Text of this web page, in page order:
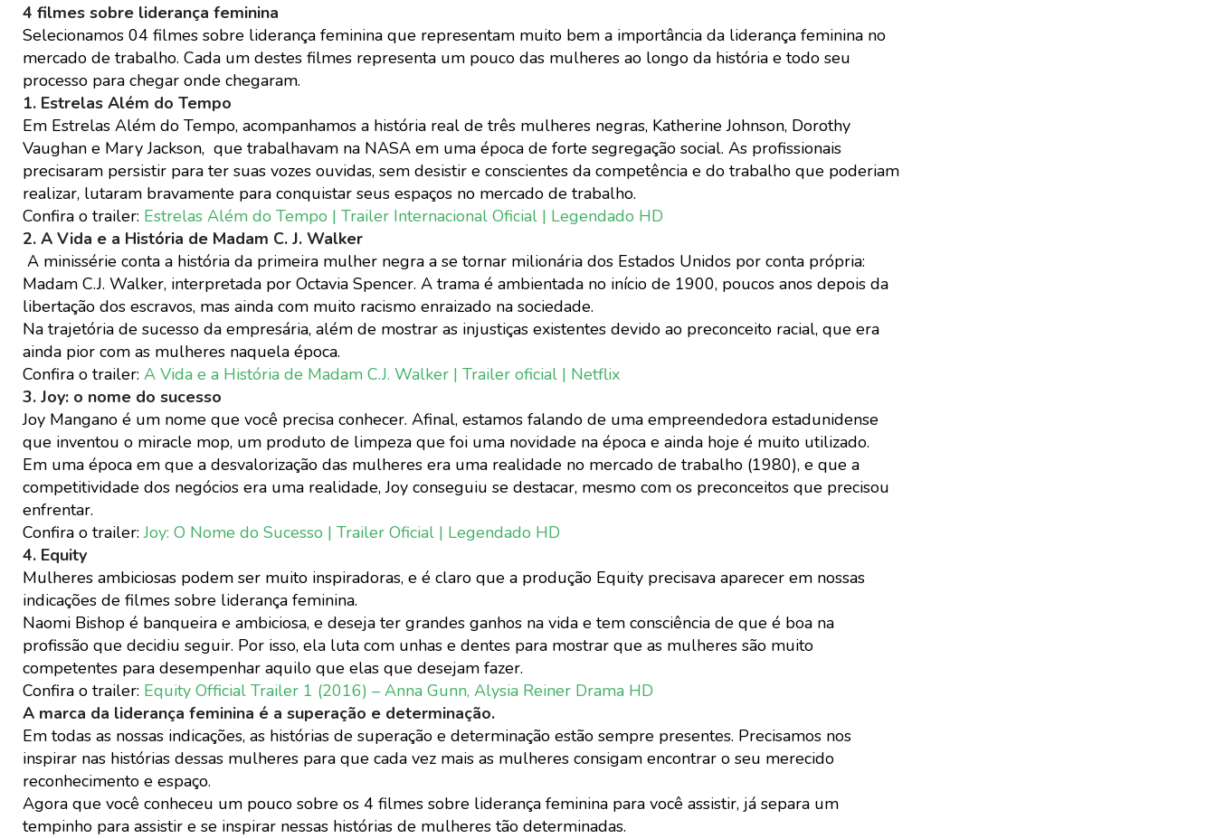
4 filmes sobre liderança feminina
Selecionamos 04 filmes sobre liderança feminina que representam muito bem a importância da liderança feminina no
mercado de trabalho. Cada um destes filmes representa um pouco das mulheres ao longo da história e todo seu
processo para chegar onde chegaram.
1. Estrelas Além do Tempo
Em Estrelas Além do Tempo, acompanhamos a história real de três mulheres negras, Katherine Johnson, Dorothy
Vaughan e Mary Jackson, que trabalhavam na NASA em uma época de forte segregação social. As profissionais
precisaram persistir para ter suas vozes ouvidas, sem desistir e conscientes da competência e do trabalho que poderiam
realizar, lutaram bravamente para conquistar seus espaços no mercado de trabalho.
Confira o trailer: Estrelas Além do Tempo | Trailer Internacional Oficial | Legendado HD
2. A Vida e a História de Madam C. J. Walker
A minissérie conta a história da primeira mulher negra a se tornar milionária dos Estados Unidos por conta própria:
Madam C.J. Walker, interpretada por Octavia Spencer. A trama é ambientada no início de 1900, poucos anos depois da
libertação dos escravos, mas ainda com muito racismo enraizado na sociedade.
Na trajetória de sucesso da empresária, além de mostrar as injustiças existentes devido ao preconceito racial, que era
ainda pior com as mulheres naquela época.
Confira o trailer: A Vida e a História de Madam C.J. Walker | Trailer oficial | Netflix
3. Joy: o nome do sucesso
Joy Mangano é um nome que você precisa conhecer. Afinal, estamos falando de uma empreendedora estadunidense
que inventou o miracle mop, um produto de limpeza que foi uma novidade na época e ainda hoje é muito utilizado.
Em uma época em que a desvalorização das mulheres era uma realidade no mercado de trabalho (1980), e que a
competitividade dos negócios era uma realidade, Joy conseguiu se destacar, mesmo com os preconceitos que precisou
enfrentar.
Confira o trailer:Joy: O Nome do Sucesso | Trailer Oficial | Legendado HD
4. Equity
Mulheres ambiciosas podem ser muito inspiradoras, e é claro que a produção Equity precisava aparecer em nossas
indicações de filmes sobre liderança feminina.
Naomi Bishop é banqueira e ambiciosa, e deseja ter grandes ganhos na vida e tem consciência de que é boa na
profissão que decidiu seguir. Por isso, ela luta com unhas e dentes para mostrar que as mulheres são muito
competentes para desempenhar aquilo que elas que desejam fazer.
Confira o trailer: Equity Official Trailer 1 (2016) – Anna Gunn, Alysia Reiner Drama HD
A marca da liderança feminina é a superação e determinação.
Em todas as nossas indicações, as histórias de superação e determinação estão sempre presentes. Precisamos nos
inspirar nas histórias dessas mulheres para que cada vez mais as mulheres consigam encontrar o seu merecido
reconhecimento e espaço.
Agora que você conheceu um pouco sobre os 4 filmes sobre liderança feminina para você assistir, já separa um
tempinho para assistir e se inspirar nessas histórias de mulheres tão determinadas.